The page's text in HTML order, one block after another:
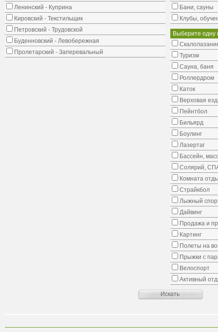
Ленинский - Куприна
Кировский - Текстильщик
Петровский - Трудовской
Буденновский - Левобережная
Пролетарский - Заперевальный
Бани, сауны
Клубы,
Выберите одну
Туризм
Сауна, баня
Роллердром
Каток
Верховая
Пейнтбол
Бильярд
Боулинг
Лазертаг
Бассейн,
Солярий,
Комната
Страйкбол
Лыжный
Дайвинг
Продажа и
Картинг
Полеты на
Прыжки с
Велоспорт
Активный